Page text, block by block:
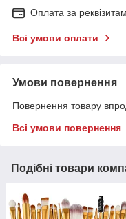
Оплата за
Всі умови оплати
Умови повернення
Повернення товару
Всі умови повернення
Подібні товари